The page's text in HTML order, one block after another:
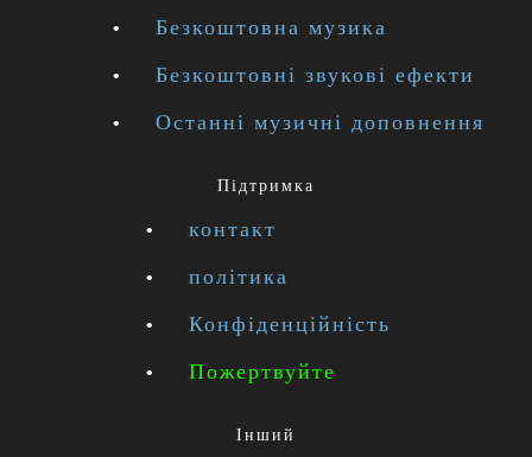
Безкоштовна музика
Безкоштовні звукові ефекти
Останні музичні доповнення
Підтримка
контакт
політика
Конфіденційність
Пожертвуйте
Інший